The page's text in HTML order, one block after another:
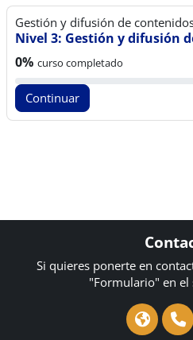
Gestión y difusión de
Nivel 3: Gestión y difusión
Progreso del curso:
0% curso completado
Continuar
Si quieres ponerte en
"Formulario" en el